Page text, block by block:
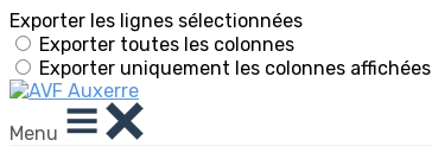
Exporter les lignes sélectionnées
Exporter toutes les colonnes
Exporter uniquement les colonnes affichées
Menu